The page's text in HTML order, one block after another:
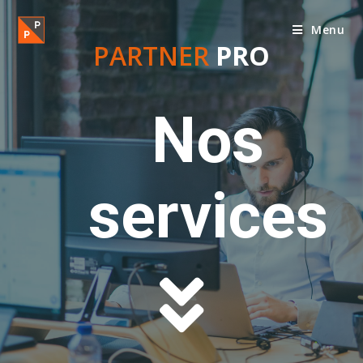
Menu
PARTNERPRO
Nos
services